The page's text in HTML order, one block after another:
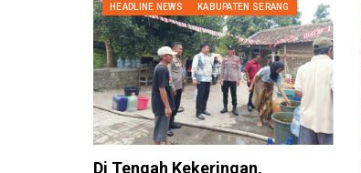
HEADLINE NEWS KABUPATEN SERANG
Di Tengah Kekeringan,